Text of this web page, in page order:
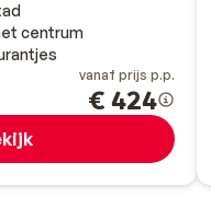
centrum
vanaf prijs p.p.
€ 424